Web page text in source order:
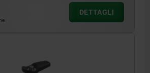
DETTAGLI